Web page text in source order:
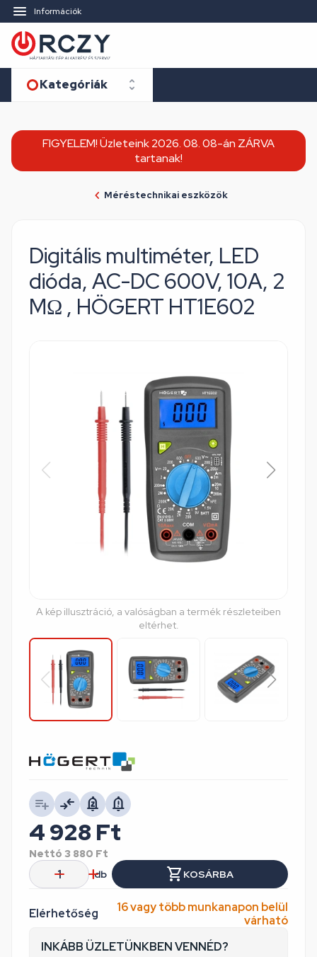
Információk
Kategóriák
FIGYELEM! Üzleteink 2026. 08. 08-án ZÁRVA
tartanak!
Méréstechnikai eszközök
Digitális multiméter, LED
dióda, AC-DC 600V, 10A, 2
MΩ , HÖGERT HT1E602
A kép illusztráció, a valóságban a termék részleteiben
eltérhet.
Elérhetőség
16 vagy több munkanapon belül
várható
INKÁBB ÜZLETÜNKBEN VENNÉD?
4 928 Ft
Nettó 3 880 Ft
db
KOSÁRBA